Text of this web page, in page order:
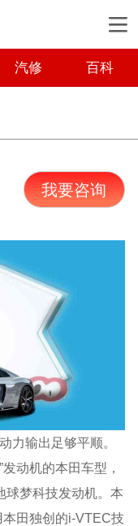
汽修 百科
我要咨询
力输出足够平顺。
动机的本田车型，
球梦科技发动机。本
本田独创的i-VTEC技